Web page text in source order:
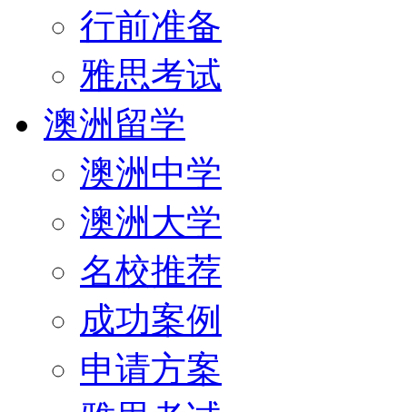
行前准备
雅思考试
澳洲留学
澳洲中学
澳洲大学
名校推荐
成功案例
申请方案